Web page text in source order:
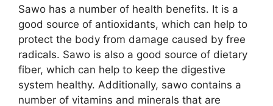
Sawo has a number of health benefits. It is a
good source of antioxidants, which can help to
protect the body from damage caused by free
radicals. Sawo is also a good source of dietary
fiber, which can help to keep the digestive
system healthy. Additionally, sawo contains a
number of vitamins and minerals that are